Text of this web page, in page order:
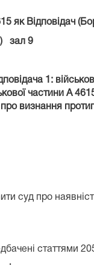
як Відповідач
зал 9
1:
частини А
визнання
суд про
статтями